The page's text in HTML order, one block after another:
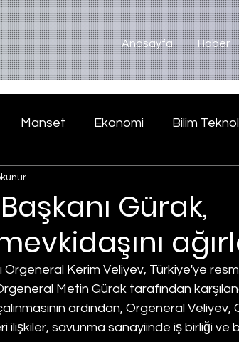
Anasayfa Haber
Manset Ekonomi Bilim
Gürak,
Kerim Veliyev, Türkiye'ye
Metin Gürak tarafından
ardından, Orgeneral Veliyev,
ilişkiler, savunma sanayiinde iş birliği ve